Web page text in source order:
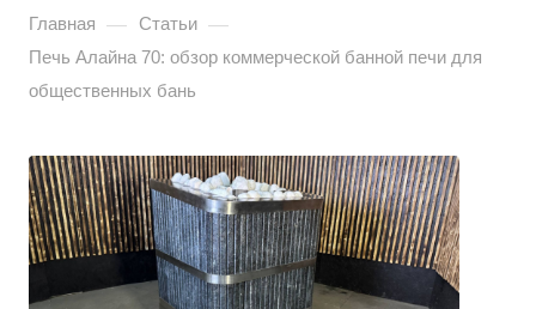
Главная — Статьи —
Печь Алайна 70: обзор коммерческой банной печи для
общественных бань